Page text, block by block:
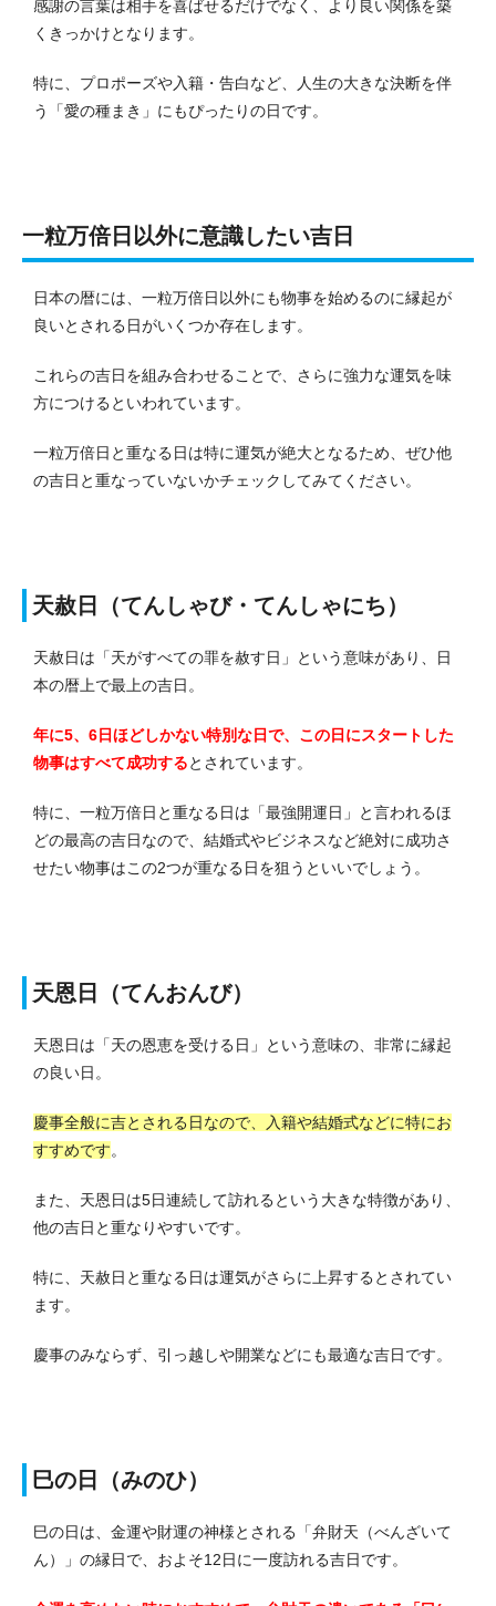
感謝の言葉は相手を喜ばせるだけでなく、より良い関係を築
くきっかけとなります。
特に、プロポーズや入籍・告白など、人生の大きな決断を伴
う「愛の種まき」にもぴったりの日です。
一粒万倍日以外に意識したい吉日
日本の暦には、一粒万倍日以外にも物事を始めるのに縁起が
良いとされる日がいくつか存在します。
これらの吉日を組み合わせることで、さらに強力な運気を味
方につけるといわれています。
一粒万倍日と重なる日は特に運気が絶大となるため、ぜひ他
の吉日と重なっていないかチェックしてみてください。
天赦日（てんしゃび・てんしゃにち）
天赦日は「天がすべての罪を赦す日」という意味があり、日
本の暦上で最上の吉日。
年に5、6日ほどしかない特別な日で、この日にスタートした
物事はすべて成功するとされています。
特に、一粒万倍日と重なる日は「最強開運日」と言われるほ
どの最高の吉日なので、結婚式やビジネスなど絶対に成功さ
せたい物事はこの2つが重なる日を狙うといいでしょう。
天恩日（てんおんび）
天恩日は「天の恩恵を受ける日」という意味の、非常に縁起
の良い日。
慶事全般に吉とされる日なので、入籍や結婚式などに特にお
すすめです。
また、天恩日は5日連続して訪れるという大きな特徴があり、
他の吉日と重なりやすいです。
特に、天赦日と重なる日は運気がさらに上昇するとされてい
ます。
慶事のみならず、引っ越しや開業などにも最適な吉日です。
巳の日（みのひ）
巳の日は、金運や財運の神様とされる「弁財天（べんざいて
ん）」の縁日で、およそ12日に一度訪れる吉日です。